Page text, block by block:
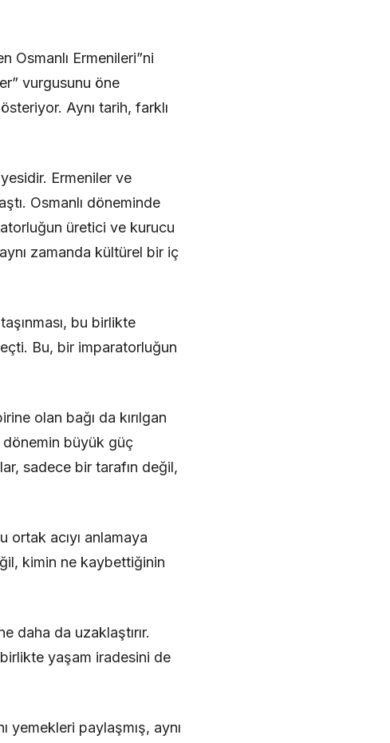
Osmanlı Ermenileri”ni
vurgusunu öne
Aynı tarih, farklı
Ermeniler ve
Osmanlı döneminde
üretici ve kurucu
zamanda kültürel bir iç
bu birlikte
Bu, bir imparatorluğun
olan bağı da kırılgan
dönemin büyük güç
sadece bir tarafın değil,
ortak acıyı anlamaya
kimin ne kaybettiğinin
daha da uzaklaştırır.
yaşam iradesini de
paylaşmış, aynı